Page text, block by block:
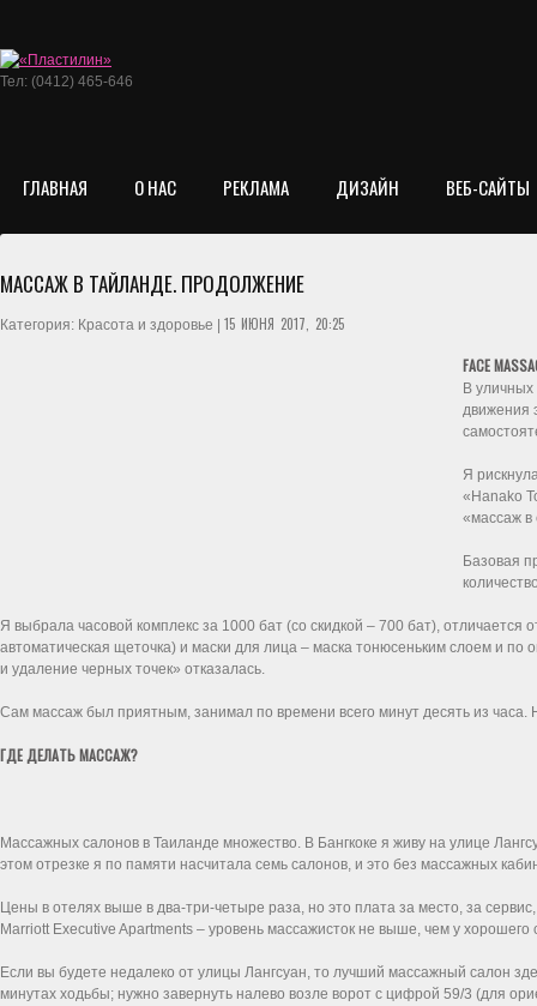
Тел: (0412) 465-646
ГЛАВНАЯ О НАС РЕКЛАМА ДИЗАЙН ВЕБ-САЙТЫ
МАССАЖ В ТАЙЛАНДЕ. ПРОДОЛЖЕНИЕ
Категория: Красота и здоровье | 15 ИЮНЯ 2017, 20:25
FACE
В
движения
Я
«Hanako
«массаж в
Базовая
Я выбрала часовой комплекс за 1000 бат (со скидкой – 700 бат),
автоматическая щеточка) и маски для лица – маска тонюсеньким слоем и
и удаление черных точек» отказалась.
Сам массаж был приятным, занимал по времени всего минут десять из
ГДЕ ДЕЛАТЬ МАССАЖ?
Массажных салонов в Таиланде множество. В Бангкоке я живу на улице
этом отрезке я по памяти насчитала семь салонов, и это без массажных
Цены в отелях выше в два-три-четыре раза, но это плата за место, за
Marriott Executive Apartments – уровень массажисток не выше, чем у хорошего
Если вы будете недалеко от улицы Лангсуан, то лучший массажный салон
минутах ходьбы; нужно завернуть налево возле ворот с цифрой 59/3 (для